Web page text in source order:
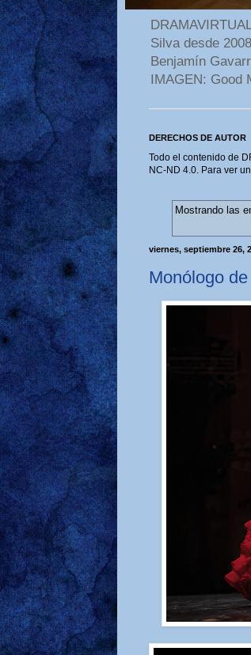
Silva desde
Benjamín
IMAGEN:
DERECHOS DE AUTOR
Todo el contenido de
NC-ND 4.0. Para ver
Mostrando las
viernes, septiembre 26,
Monólogo